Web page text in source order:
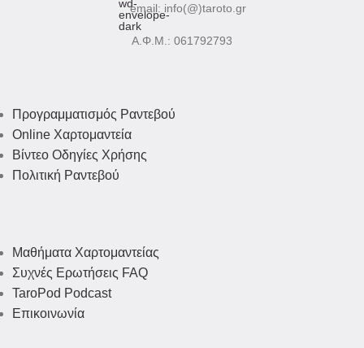
email: info(@)taroto.gr
Α.Φ.Μ.: 061792793
Προγραμματισμός Ραντεβού
Online Χαρτομαντεία
Βίντεο Οδηγίες Χρήσης
Πολιτική Ραντεβού
Μαθήματα Χαρτομαντείας
Συχνές Ερωτήσεις FAQ
TaroPod Podcast
Επικοινωνία